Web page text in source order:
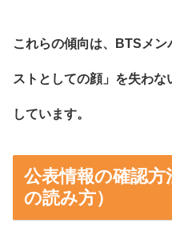
これらの傾向は、BTSメ
ストとしての顔」を失わ
しています。
公表情報の確認方
の読み方）